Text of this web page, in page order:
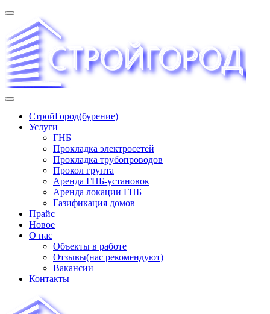
Перейти
содержимому
трудопроводов ∿ Газификация жилого сектора ✆
+74951573444
СтройГород(бурение)
Услуги
ГНБ
Прокладка электросетей
Прокладка трубопроводов
Прокол грунта
Аренда ГНБ-установок
Аренда локации ГНБ
Газификация домов
Прайс
Новое
О нас
Объекты в работе
Отзывы(нас рекомендуют)
Вакансии
Контакты